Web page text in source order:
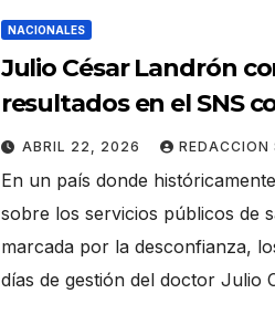
NACIONALES
Julio César Landrón
resultados en el SNS
millones de atenciones
ABRIL 22, 2026 REDACCION
En un país donde
sobre los servicios públicos de
marcada por la desconfianza,
días de gestión del doctor Julio